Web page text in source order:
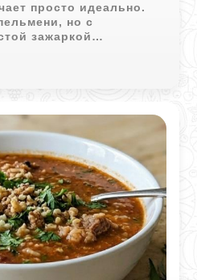
просто идеально.
но с
зажаркой
первое блюдо -
Отличный
простоты и тепла без